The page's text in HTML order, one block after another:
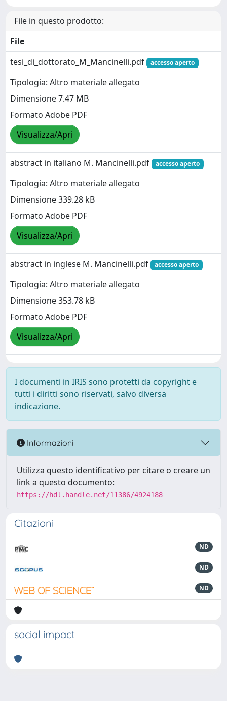
File in questo prodotto:
File
tesi_di_dottorato_M_Mancinelli.pdf
accesso aperto
Tipologia: Altro materiale allegato
Dimensione 7.47 MB
Formato Adobe PDF
Visualizza/Apri
abstract in italiano M. Mancinelli.pdf accesso aperto
Tipologia: Altro materiale allegato
Dimensione 339.28 kB
Formato Adobe PDF
Visualizza/Apri
abstract in inglese M. Mancinelli.pdf accesso aperto
Tipologia: Altro materiale allegato
Dimensione 353.78 kB
Formato Adobe PDF
Visualizza/Apri
I documenti in IRIS sono protetti da copyright e
tutti i diritti sono riservati, salvo diversa
indicazione.
Informazioni
Utilizza questo identificativo per citare o creare un
link a questo documento:
https://hdl.handle.net/11386/4924188
Citazioni
ND
ND
ND
social impact